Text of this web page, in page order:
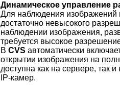
Динамическое управление
Для наблюдения
достаточно невысокого
наблюдении изображения,
требуется высокое
В CVS автоматически
открытии изображения на
доступна как на сервере, так
IP-камер.